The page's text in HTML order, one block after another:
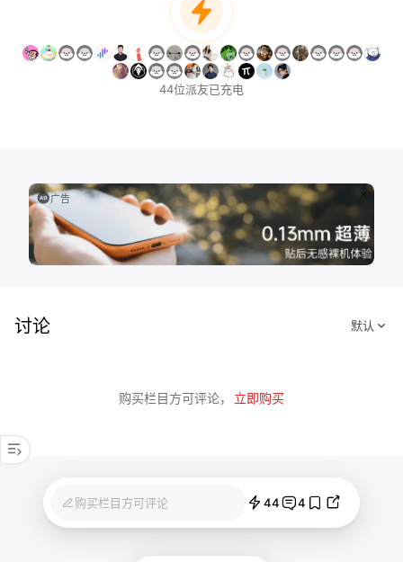
44位派友已充电
广告
讨论
购买栏目方可评论， 立即购买
购买栏目方可评论 44 4